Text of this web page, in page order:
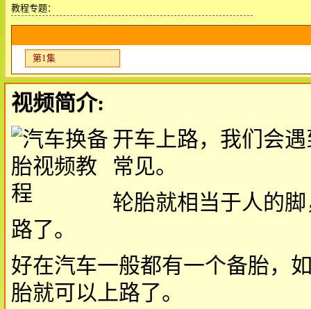
教程专题：
第1集
视频简介:
开车上路，我们会
常见。
轮胎就相当于人的
路了。
好在汽车一般都有一个备胎，
胎就可以上路了。